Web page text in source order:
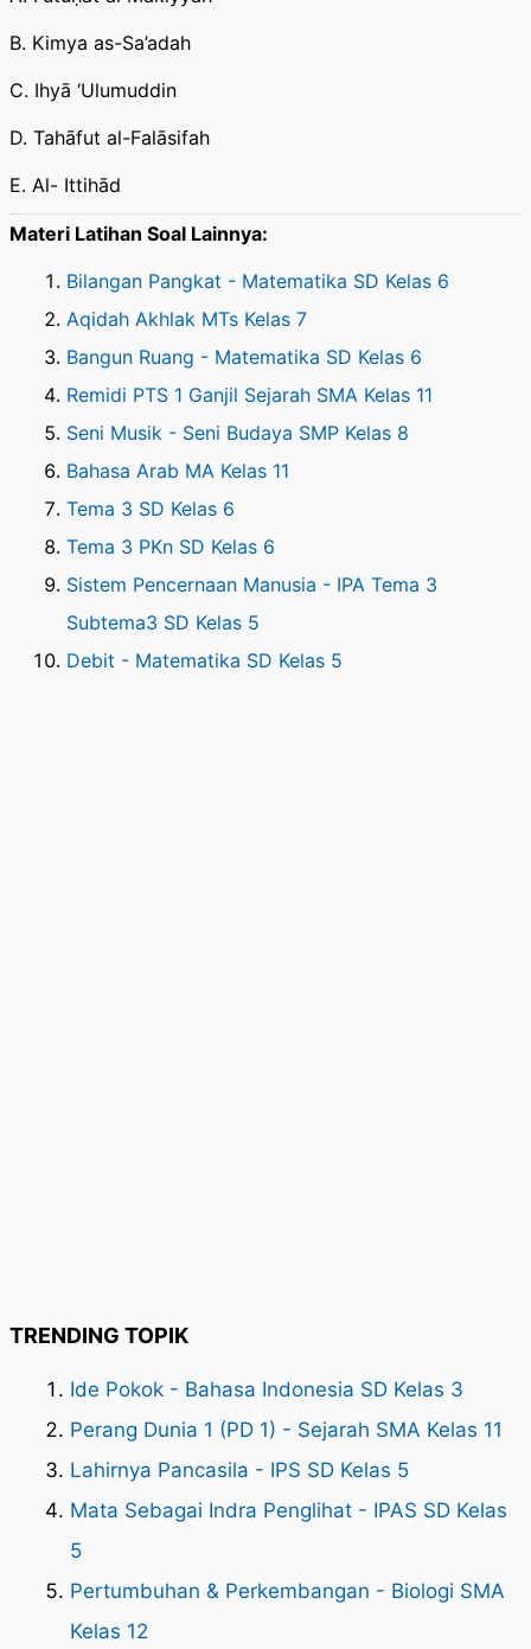
B. Kimya as-Sa’adah
C. Ihyā ‘Ulumuddin
D. Tahāfut al-Falāsifah
E. Al- Ittihād
Materi Latihan Soal Lainnya:
Bilangan Pangkat - Matematika SD Kelas 6
Aqidah Akhlak MTs Kelas 7
Bangun Ruang - Matematika SD Kelas 6
Remidi PTS 1 Ganjil Sejarah SMA Kelas 11
Seni Musik - Seni Budaya SMP Kelas 8
Bahasa Arab MA Kelas 11
Tema 3 SD Kelas 6
Tema 3 PKn SD Kelas 6
Sistem Pencernaan Manusia - IPA Tema 3
Subtema3 SD Kelas 5
Debit - Matematika SD Kelas 5
TRENDING TOPIK
Ide Pokok - Bahasa Indonesia SD Kelas 3
Perang Dunia 1 (PD 1) - Sejarah SMA Kelas 11
Lahirnya Pancasila - IPS SD Kelas 5
Mata Sebagai Indra Penglihat - IPAS SD Kelas
5
Pertumbuhan & Perkembangan - Biologi SMA
Kelas 12